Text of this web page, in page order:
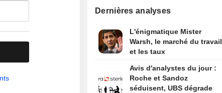
Dernières analyses
L'énigmatique Mister
Warsh, le marché du travail
et les taux
Avis d'analystes du jour :
Roche et Sandoz
séduisent, UBS dégrade